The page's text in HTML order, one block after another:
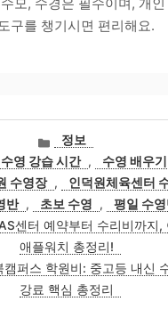
구를 챙기시면 편리해요.
카
테
고
리
정보
수영 강습 시간 , 수영 배우기
수영장 , 인덕원체육센터
반 , 초보 수영 ,
평일 수
센터 예약부터 수리비까지
애플워치 총정리!
캠퍼스 학원비: 중고등 내신
강료 핵심 총정리